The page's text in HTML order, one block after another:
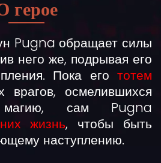
герое
Pugna обращает силы
него же, подрывая его
Пока его тотем
врагов, осмелившихся
магию, сам Pugna
жизнь, чтобы быть
наступлению.